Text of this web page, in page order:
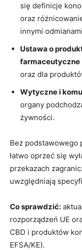
się definicje
oraz
innymi
Ustawa o
farmaceutyczne
oraz dla
Wytyczne i
organy
żywności.
Bez podstawowego
łatwo oprzeć się
przekazach
uwzględniają
Co sprawdzić:
rozporządzeń UE
CBD i produktów
EFSA/KE).